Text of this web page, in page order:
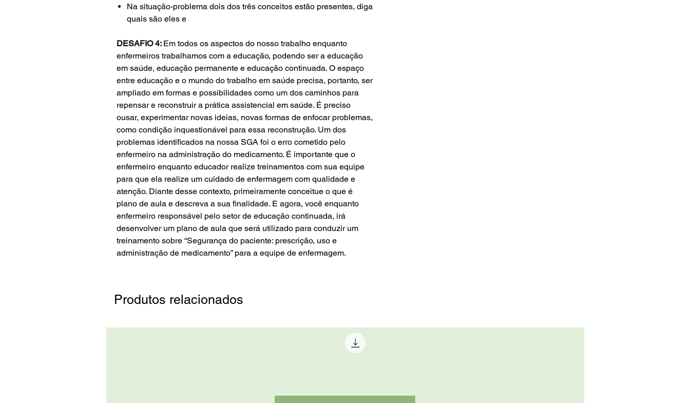
Na situação-problema dois dos três conceitos estão presentes, diga
quais são eles e
DESAFIO 4: Em todos os aspectos do nosso trabalho enquanto
enfermeiros trabalhamos com a educação, podendo ser a educação
em saúde, educação permanente e educação continuada. O espaço
entre educação e o mundo do trabalho em saúde precisa, portanto, ser
ampliado em formas e possibilidades como um dos caminhos para
repensar e reconstruir a prática assistencial em saúde. É preciso
ousar, experimentar novas ideias, novas formas de enfocar problemas,
como condição inquestionável para essa reconstrução. Um dos
problemas identificados na nossa SGA foi o erro cometido pelo
enfermeiro na administração do medicamento. É importante que o
enfermeiro enquanto educador realize treinamentos com sua equipe
para que ela realize um cuidado de enfermagem com qualidade e
atenção. Diante desse contexto, primeiramente conceitue o que é
plano de aula e descreva a sua finalidade. E agora, você enquanto
enfermeiro responsável pelo setor de educação continuada, irá
desenvolver um plano de aula que será utilizado para conduzir um
treinamento sobre “Segurança do paciente: prescrição, uso e
administração de medicamento” para a equipe de enfermagem.
Produtos relacionados